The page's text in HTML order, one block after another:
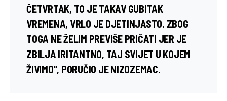
ČETVRTAK, TO JE TAKAV GUBITAK
VREMENA, VRLO JE DJETINJASTO. ZBOG
TOGA NE ŽELIM PREVIŠE PRIČATI JER JE
ZBILJA IRITANTNO, TAJ SVIJET U KOJEM
ŽIVIMO”, PORUČIO JE NIZOZEMAC.